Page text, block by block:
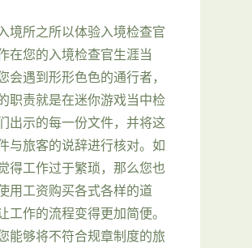
境所之所以体验入境检查官
在您的入境检查官生涯当
会遇到形形色色的通行者，
职责就是在迷你游戏当中检
出示的每一份文件，并将这
与旅客的说辞进行核对。如
得工作过于繁琐，那么您也
用工资购买各式各样的道
工作的流程变得更加简便。
能够将不符合规章制度的旅